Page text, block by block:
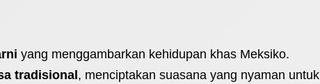
yang menggambarkan kehidupan khas Meksiko.
tradisional , menciptakan suasana yang nyaman untuk